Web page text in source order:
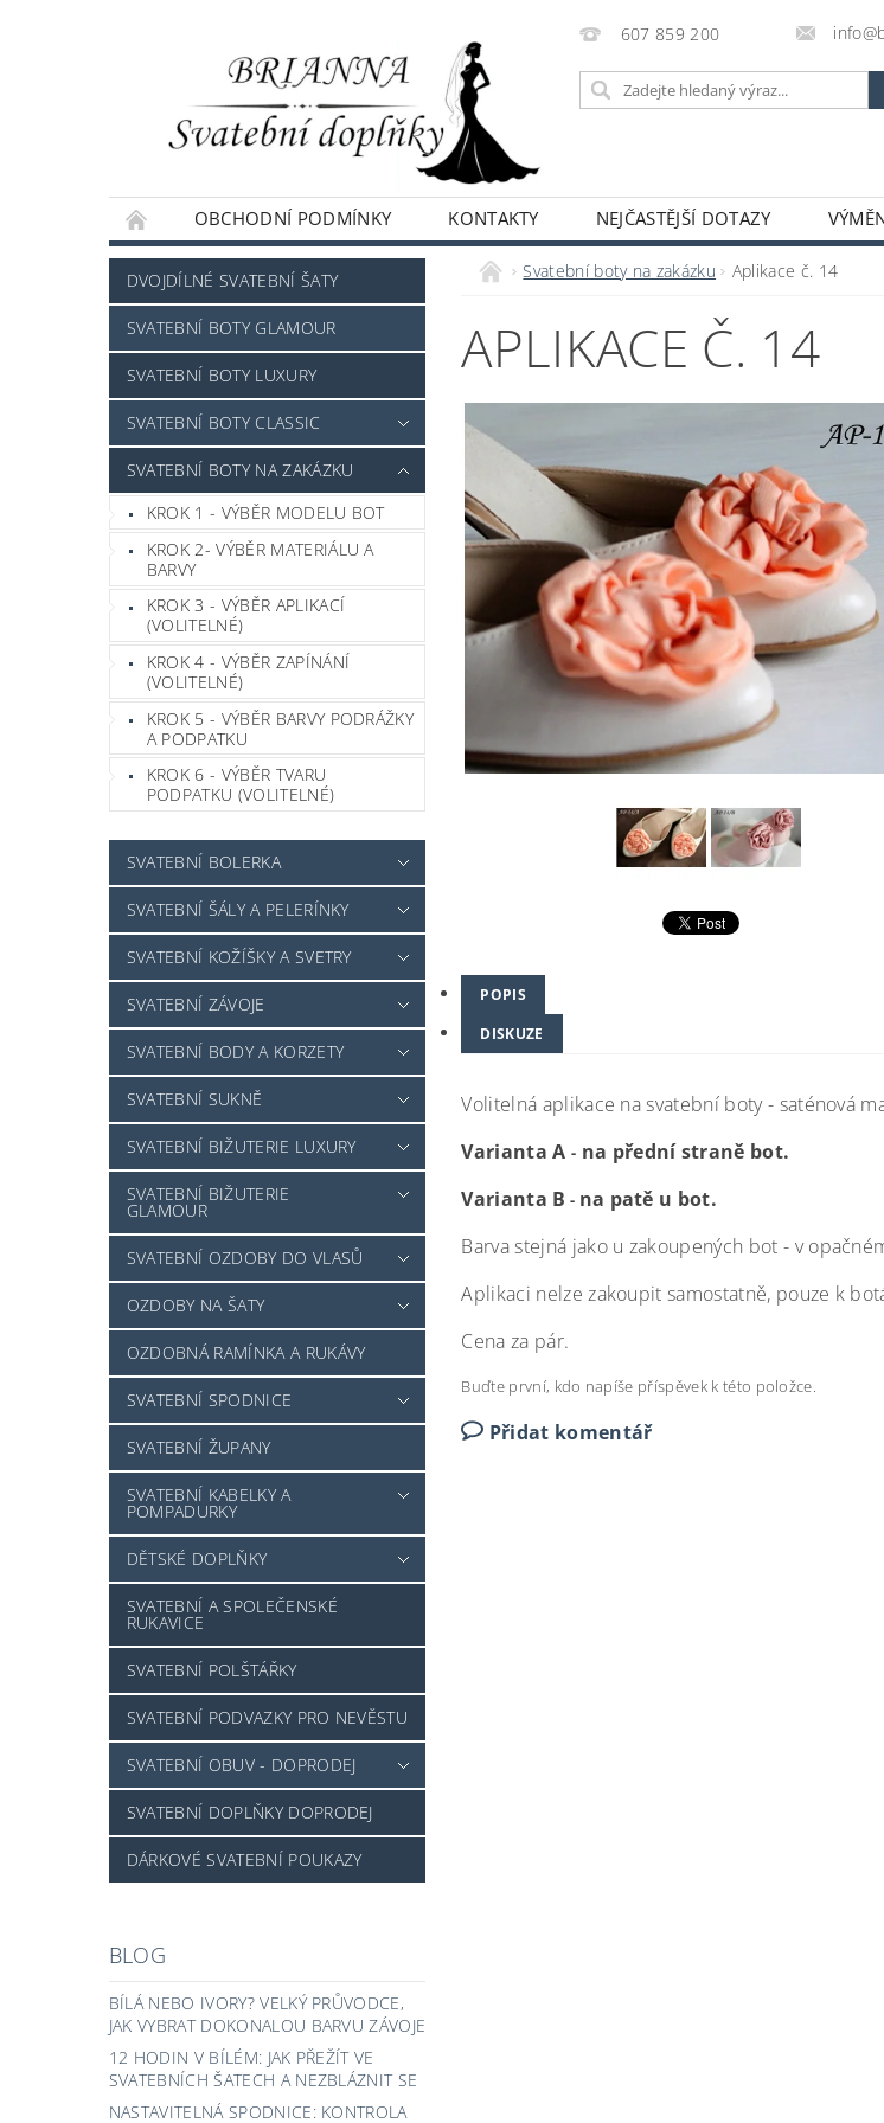
607 859 200
OBCHODNÍ PODMÍNKY KONTAKTY NEJČASTĚJŠÍ DOTAZY
NAPIŠTE NÁM
DVOJDÍLNÉ SVATEBNÍ ŠATY
SVATEBNÍ BOTY GLAMOUR
SVATEBNÍ BOTY LUXURY
SVATEBNÍ BOTY CLASSIC
SVATEBNÍ BOTY NA ZAKÁZKU
KROK 1 - VÝBĚR MODELU BOT
KROK 2- VÝBĚR MATERIÁLU A
BARVY
KROK 3 - VÝBĚR APLIKACÍ
(VOLITELNÉ)
KROK 4 - VÝBĚR ZAPÍNÁNÍ
(VOLITELNÉ)
KROK 5 - VÝBĚR BARVY PODRÁŽKY
A PODPATKU
KROK 6 - VÝBĚR TVARU
PODPATKU (VOLITELNÉ)
SVATEBNÍ BOLERKA
SVATEBNÍ ŠÁLY A PELERÍNKY
SVATEBNÍ KOŽÍŠKY A SVETRY
SVATEBNÍ ZÁVOJE
SVATEBNÍ BODY A KORZETY
SVATEBNÍ SUKNĚ
SVATEBNÍ BIŽUTERIE LUXURY
SVATEBNÍ BIŽUTERIE
GLAMOUR
SVATEBNÍ OZDOBY DO VLASŮ
OZDOBY NA ŠATY
OZDOBNÁ RAMÍNKA A RUKÁVY
SVATEBNÍ SPODNICE
SVATEBNÍ ŽUPANY
SVATEBNÍ KABELKY A
POMPADURKY
DĚTSKÉ DOPLŇKY
SVATEBNÍ A SPOLEČENSKÉ
RUKAVICE
SVATEBNÍ POLŠTÁŘKY
SVATEBNÍ PODVAZKY PRO NEVĚSTU
SVATEBNÍ OBUV - DOPRODEJ
SVATEBNÍ DOPLŇKY DOPRODEJ
DÁRKOVÉ SVATEBNÍ POUKAZY
BLOG
BÍLÁ NEBO IVORY? VELKÝ PRŮVODCE,
JAK VYBRAT DOKONALOU BARVU ZÁVOJE
12 HODIN V BÍLÉM: JAK PŘEŽÍT VE
SVATEBNÍCH ŠATECH A NEZBLÁZNIT SE
NASTAVITELNÁ SPODNICE: KONTROLA
Svatební boty na zakázku Aplikace č. 14
APLIKACE Č. 14
POPIS
DISKUZE
Volitelná aplikace na svatební boty - saténová
Varianta A - na přední straně bot.
Varianta B - na patě u bot.
Barva stejná jako u zakoupených bot - v
Aplikaci nelze zakoupit samostatně, pouze k
Cena za pár.
Buďte první, kdo napíše příspěvek k této položce.
Přidat komentář